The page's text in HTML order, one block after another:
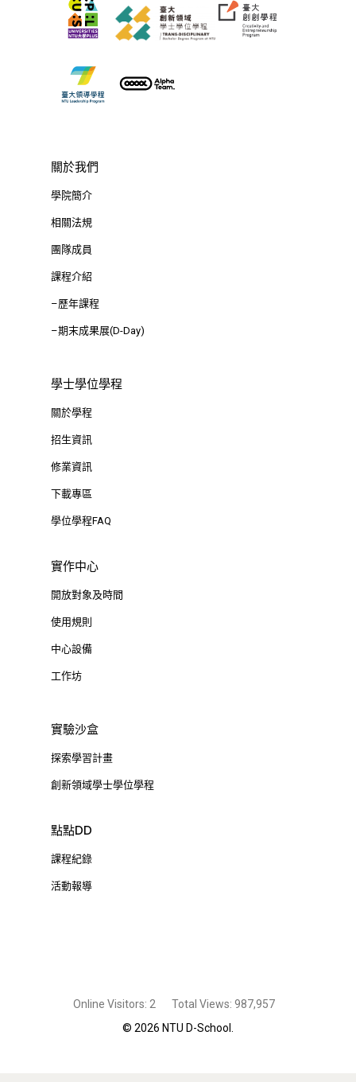
關於我們
學院簡介
相關法規
團隊成員
課程介紹
–歷年課程
–期末成果展(D-Day)
學士學位學程
關於學程
招生資訊
修業資訊
下載專區
學位學程FAQ
實作中心
開放對象及時間
使用規則
中心設備
工作坊
實驗沙盒
探索學習計畫
創新領域學士學位學程
點點DD
課程紀錄
活動報導
Online Visitors: 2 Total Views: 987,957
© 2026 NTU D-School.